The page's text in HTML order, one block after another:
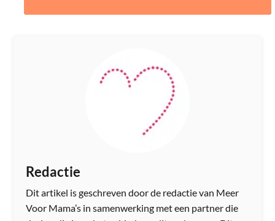
Redactie
Dit artikel is geschreven door de redactie van Meer
Voor Mama’s in samenwerking met een partner die